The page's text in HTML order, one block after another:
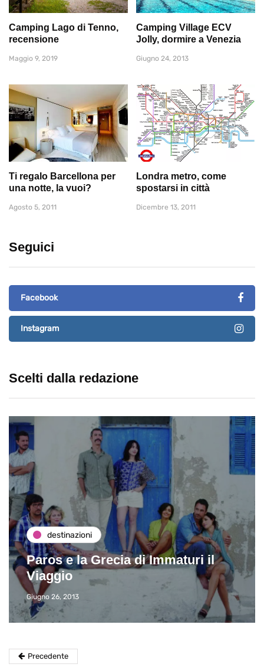
Camping Lago di Tenno,
recensione
Maggio 9, 2019
Camping Village ECV
Jolly, dormire a Venezia
Giugno 24, 2013
Ti regalo Barcellona per
una notte, la vuoi?
Agosto 5, 2011
Londra metro, come
spostarsi in città
Dicembre 13, 2011
Seguici
Facebook
Instagram
Scelti dalla redazione
destinazioni
Paros e la Grecia di Immaturi il
Viaggio
Giugno 26, 2013
Precedente